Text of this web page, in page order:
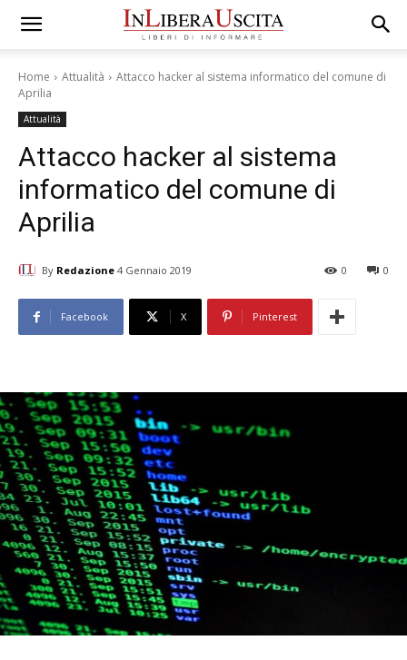
Home Attualità
Attacco hacker al sistema informatico del comune di
Aprilia
Attualità
Attacco hacker al sistema
informatico del comune di
Aprilia
By Redazione 4 Gennaio 2019 0
0
Facebook X Pinterest